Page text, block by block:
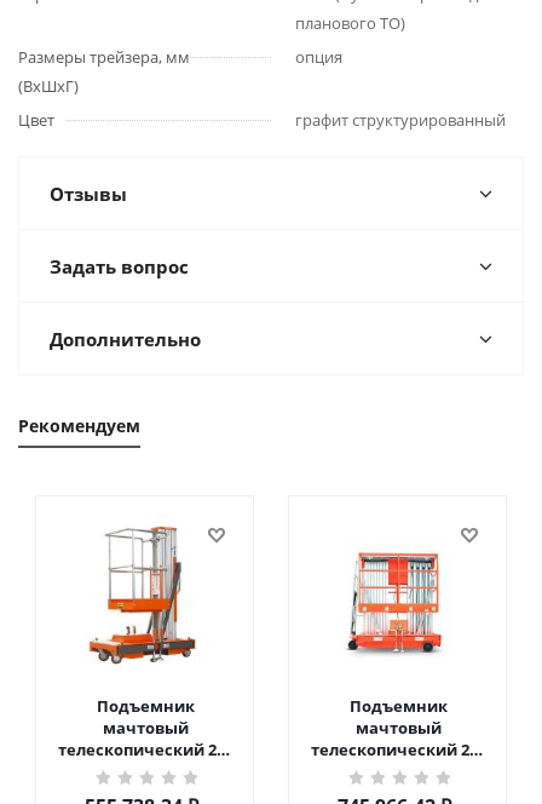
планового ТО)
Размеры трейзера, мм
(ВхШхГ)
опция
Цвет графит структурированный
Отзывы
Задать вопрос
Дополнительно
Рекомендуем
Подъемник
мачтовый
телескопический 200
кг 6 м TOR GTWY6-200S
DC 2-мачтовый
Подъемник
мачтовый
телескопический 200
кг 10 м TOR GTWY10-
200S DC 2-мачтовый